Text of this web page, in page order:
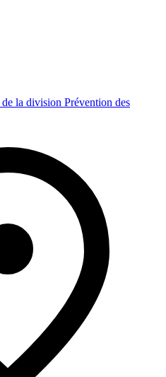
la division Prévention des